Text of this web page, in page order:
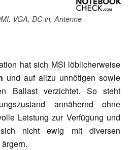
VGA, DC-in, Antenne
hat sich MSI löblicherweise
und auf allzu unnötigen sowie
Ballast verzichtet. So steht
annähernd ohne
Leistung zur Verfügung und
nicht ewig mit diversen